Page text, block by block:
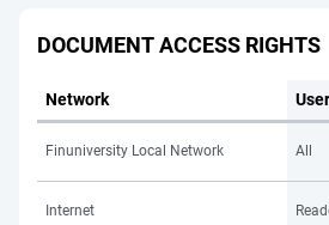
DOCUMENT ACCESS RIGHTS
Network
Finuniversity Local Network All
Internet